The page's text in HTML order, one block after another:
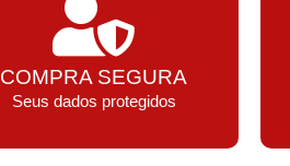
COMPRA SEGURA
Seus dados protegidos